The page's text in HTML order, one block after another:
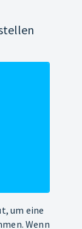
um eine
Wenn